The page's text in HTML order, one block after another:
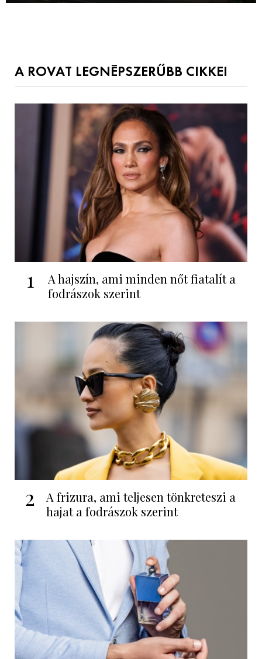
A ROVAT LEGNÉPSZERŰBB CIKKEI
1
A hajszín, ami minden nőt fiatalít a
fodrászok szerint
2
A frizura, ami teljesen tönkreteszi a
hajat a fodrászok szerint